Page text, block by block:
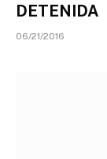
DETENIDA
06/21/2016